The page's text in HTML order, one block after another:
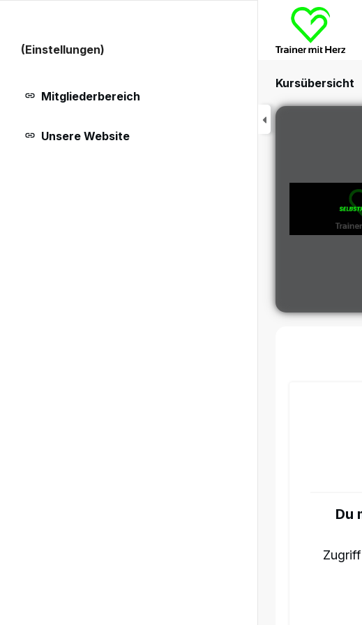
Kursübersicht
Du
(Einstellungen)
Mitgliederbereich
Unsere Website